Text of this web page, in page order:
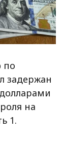
по
задержан
на
1.